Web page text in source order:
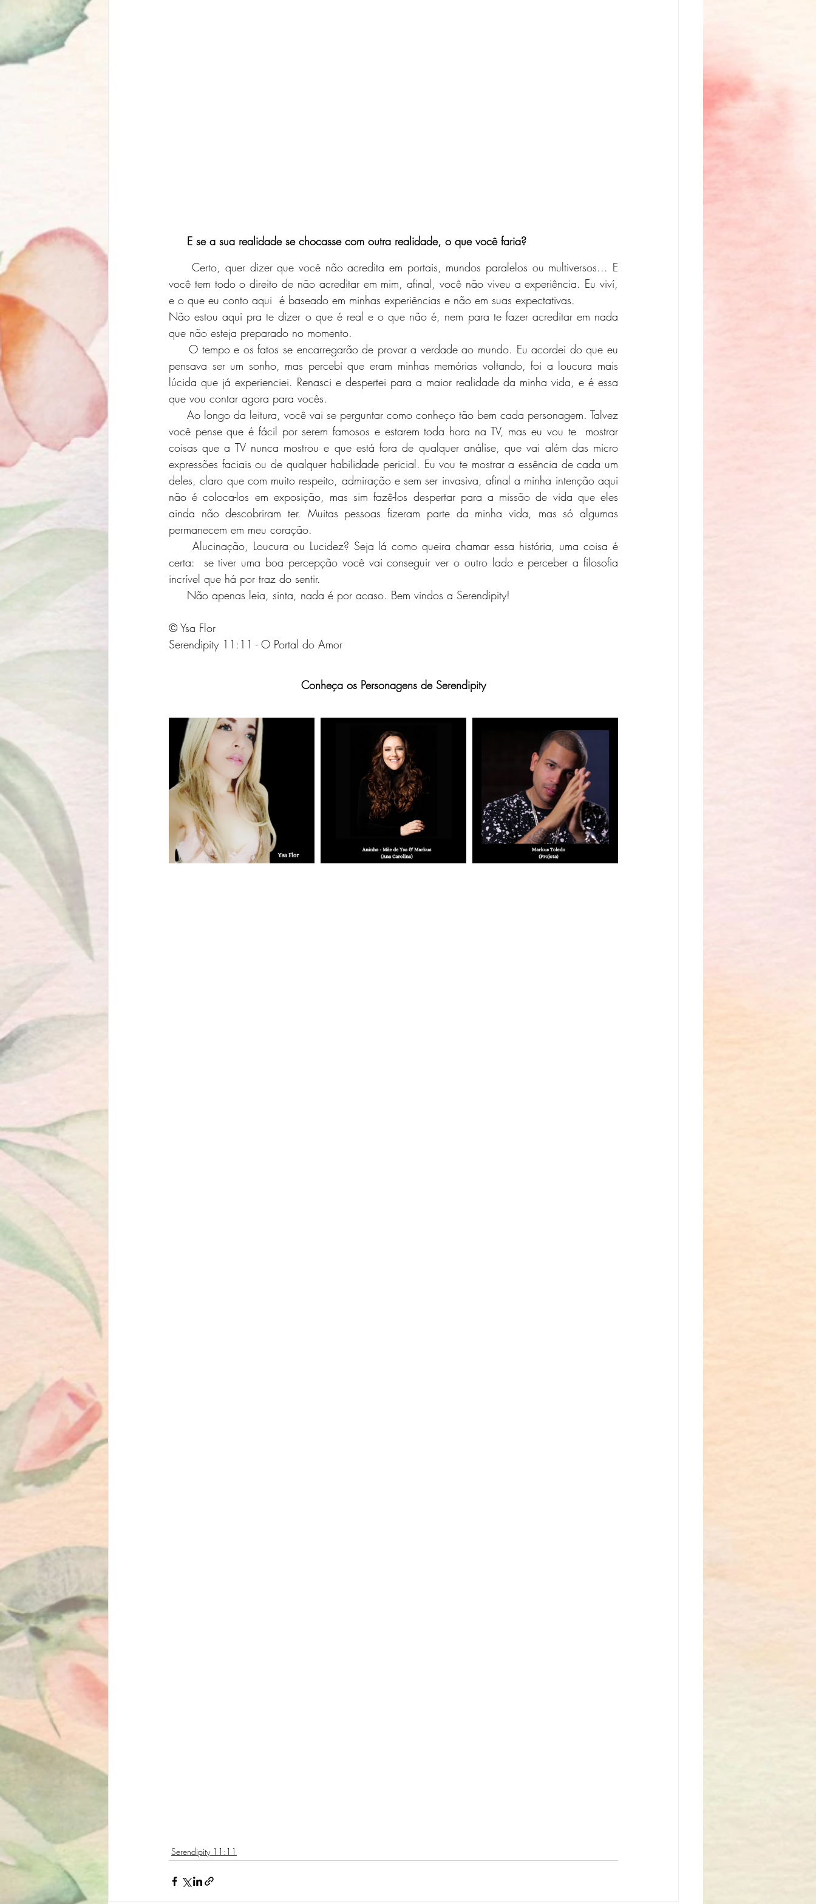
     E se a sua realidade se chocasse com outra realidade, o que você faria?
     Certo, quer dizer que você não acredita em portais, mundos paralelos ou multiversos... E
você tem todo o direito de não acreditar em mim, afinal, você não viveu a experiência. Eu viví,
e o que eu conto aqui  é baseado em minhas experiências e não em suas expectativas.
Não estou aqui pra te dizer o que é real e o que não é, nem para te fazer acreditar em nada
que não esteja preparado no momento.
pensava ser um sonho, mas percebi que eram minhas memórias voltando, foi a loucura mais
lúcida que já experienciei. Renasci e despertei para a maior realidade da minha vida, e é essa
que vou contar agora para vocês.
você pense que é fácil por serem famosos e estarem toda hora na TV, mas eu vou te  mostrar
coisas que a TV nunca mostrou e que está fora de qualquer análise, que vai além das micro
expressões faciais ou de qualquer habilidade pericial. Eu vou te mostrar a essência de cada um
deles, claro que com muito respeito, admiração e sem ser invasiva, afinal a minha intenção aqui
não é coloca-los em exposição, mas sim fazê-los despertar para a missão de vida que eles
ainda não descobriram ter. Muitas pessoas fizeram parte da minha vida, mas só algumas
permanecem em meu coração.
     Alucinação, Loucura ou Lucidez? Seja lá como queira chamar essa história, uma coisa é
certa:  se tiver uma boa percepção você vai conseguir ver o outro lado e perceber a filosofia
incrível que há por traz do sentir.
     Não apenas leia, sinta, nada é por acaso. Bem vindos a Serendipity!
© Ysa Flor
Serendipity 11:11 - O Portal do Amor
Conheça os Personagens de Serendipity
Serendipity 11:11